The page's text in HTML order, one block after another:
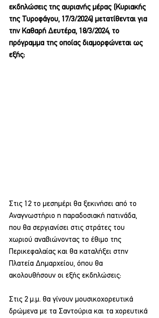
εκδηλώσεις της αυριανής μέρας (Κυριακής
της Τυροφάγου, 17/3/2024) μετατίθενται για
την Καθαρή Δευτέρα, 18/3/2024, το
πρόγραμμα της οποίας διαμορφώνεται ως
εξής:
Στις 12 το μεσημέρι θα ξεκινήσει από το
Αναγνωστήριο η παραδοσιακή πατινάδα,
που θα σεργιανίσει στις στράτες του
χωριού αναβιώνοντας το έθιμο της
Περικεφαλαίας και θα καταλήξει στην
Πλατεία Δημαρχείου, όπου θα
ακολουθήσουν οι εξής εκδηλώσεις:
Στις 2 μ.μ. θα γίνουν μουσικοχορευτικά
δρώμενα με τα Σαντούρια και τα χορευτικά